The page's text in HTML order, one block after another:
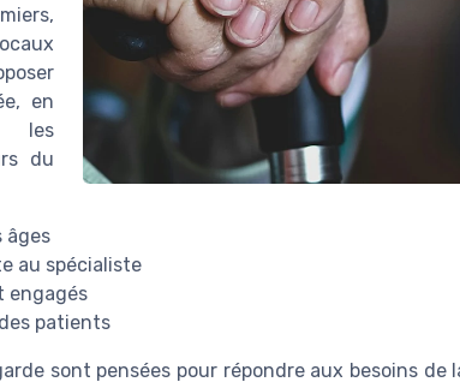
en
les
du
âges
au spécialiste
engagés
patients
sont pensées pour répondre aux besoins de